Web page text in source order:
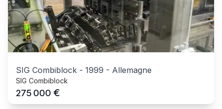
SIG Combiblock - 1999 - Allemagne
SIG Combiblock
275 000 €